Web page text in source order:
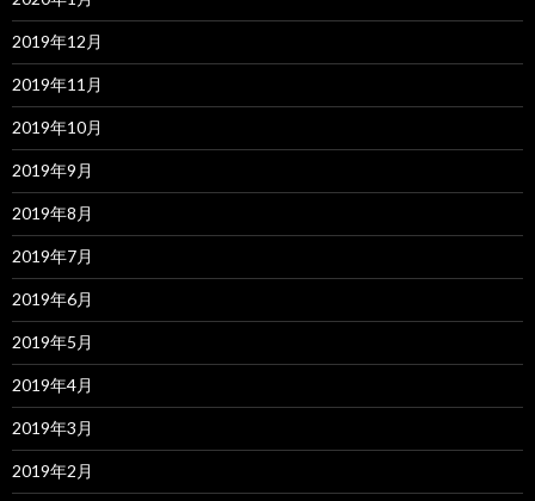
2019年12月
2019年11月
2019年10月
2019年9月
2019年8月
2019年7月
2019年6月
2019年5月
2019年4月
2019年3月
2019年2月